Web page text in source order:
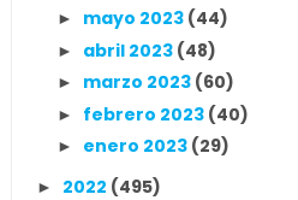
► mayo 2023 (44)
► abril 2023 (48)
► marzo 2023 (60)
► febrero 2023 (40)
► enero 2023 (29)
► 2022 (495)